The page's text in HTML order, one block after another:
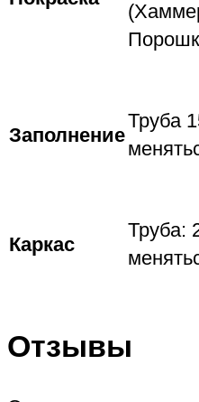
Заполнение
Труба
Каркас
Труба:
Отзывы